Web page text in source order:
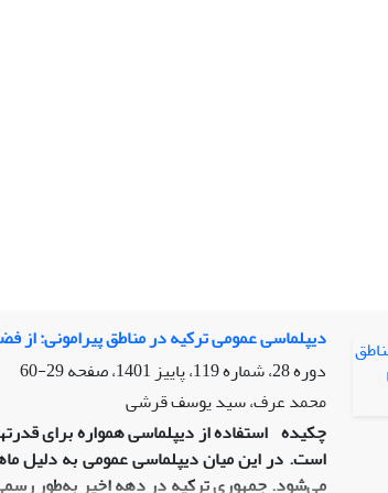
دیپلماسی عمومی ترکیه در مناطق پیرامونی: از
دوره 28، شماره 119، پاییز 1401، صفحه
29-60
محمد عرف، سید یوسف قرشی
چکیده استفاده از دیپلماسی همواره برای
است. در این میان دیپلماسی عمومی به دلیل
می‌شود. جمهوری ترکیه در دهه اخیر به‌طور